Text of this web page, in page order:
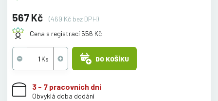
567 Kč
(469 Kč bez DPH)
Cena s registrací 556 Kč
DO KOŠÍKU
3 - 7 pracovních dní
Obvyklá doba dodání